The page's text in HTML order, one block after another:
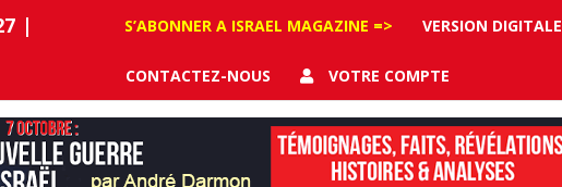
|
S’ABONNER A ISRAEL MAGAZINE => VERSION DIGITALE
CONTACTEZ-NOUS VOTRE COMPTE